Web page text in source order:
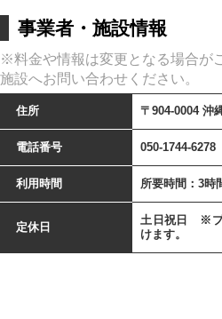
事業者・施設情報
※料金や情報は変更となる場合が
施設へお問い合わせください。
住所 〒904-0004 沖
電話番号 050-1744-6278
利用時間 所要時間：3時
定休日
土日祝日 ※プ
けます。